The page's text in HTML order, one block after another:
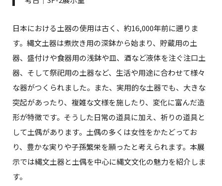
日本における土器の使用は古く、約16,000年前に遡りま
す。縄文土器は煮炊き用の深鉢から始まり、貯蔵用の土
器、盛付けや食器用の浅鉢や皿、酒など液体を注ぐ注口土
器、そして祭祀用の土器など、生活や用途に合わせて様々
な器がつくられました。また、実用的な土器でも、大きな
突起があったり、複雑な文様を施したり、変化に富んだ造
形が特徴です。そうした日常の道具に加え、祈りの道具と
して土偶があります。土偶の多くは女性をかたどってお
り、豊かな実りや子孫繁栄を願ったと考えられます。本展
示では縄文土器と土偶を中心に縄文文化の魅力を紹介しま
す。